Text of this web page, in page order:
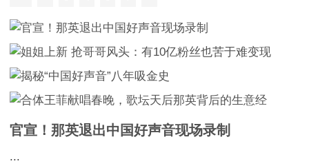
官宣！那英退出中国好声音现场录制
...